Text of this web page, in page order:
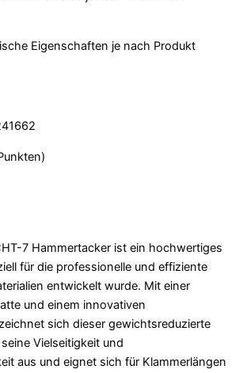
Eigenschaften je nach Produkt
7 Hammertacker ist ein hochwertiges
für die professionelle und effiziente
entwickelt wurde. Mit einer
und einem innovativen
sich dieser gewichtsreduzierte
Vielseitigkeit und
aus und eignet sich für Klammerlängen